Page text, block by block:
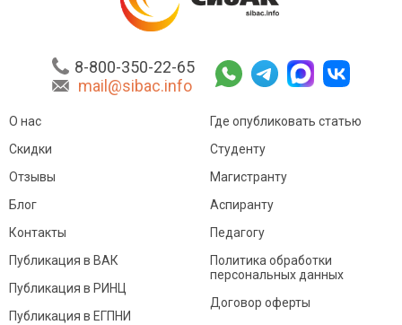
8-800-350-22-65
mail@sibac.info
О нас
Скидки
Отзывы
Блог
Контакты
Где опубликовать статью
Студенту
Магистранту
Аспиранту
Педагогу
Публикация в ВАК
Публикация в РИНЦ
Публикация в ЕГПНИ
Политика обработки
персональных данных
Договор оферты